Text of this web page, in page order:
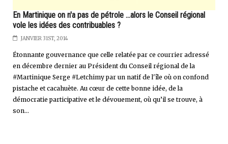
En Martinique on n'a pas de pétrole ...alors le Conseil régional
vole les idées des contribuables ?
JANVIER 31ST, 2014
Étonnante gouvernance que celle relatée par ce courrier adressé
en décembre dernier au Président du Conseil régional de la
#Martinique Serge #Letchimy par un natif de l'île où on confond
pistache et cacahuète. Au cœur de cette bonne idée, de la
démocratie participative et le dévouement, où qu’il se trouve, à
son...